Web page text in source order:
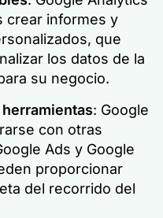
crear informes y
que
los datos de la
su negocio.
: Google
con otras
Ads y Google
proporcionar
del recorrido del